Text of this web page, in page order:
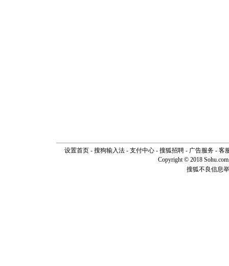
设置首页- 搜狗输入法- 支付中心- 搜狐招聘- 广告服务- 客
Copyright © 2018
搜狐不良信息